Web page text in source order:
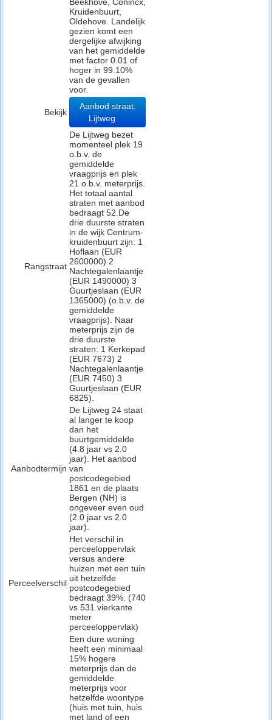
Kruidenbuurt,
Oldehove. Landelijk
gezien komt een
dergelijke afwijking
van het gemiddelde
met factor 0.01 of
hoger in 99.10%
van de gevallen
voor.
Bekijk
Aanbod straat:
Lijtweg
Rangstraat
De Lijtweg bezet
momenteel plek 19
o.b.v. de
gemiddelde
vraagprijs en plek
21 o.b.v. meterprijs.
Het totaal aantal
straten met aanbod
bedraagt 52.De
drie duurste straten
in de wijk Centrum-
kruidenbuurt zijn: 1
Hoflaan (EUR
2600000) 2
Nachtegalenlaantje
(EUR 1490000) 3
Guurtjeslaan (EUR
1365000) (o.b.v. de
gemiddelde
vraagprijs). Naar
meterprijs zijn de
drie duurste
straten: 1 Kerkepad
(EUR 7673) 2
Nachtegalenlaantje
(EUR 7450) 3
Guurtjeslaan (EUR
6825).
Aanbodtermijn
De Lijtweg 24 staat
al langer te koop
dan het
buurtgemiddelde
(4.8 jaar vs 2.0
jaar). Het aanbod
van
postcodegebied
1861 en de plaats
Bergen (NH) is
ongeveer even oud
(2.0 jaar vs 2.0
jaar).
Perceelverschil
Het verschil in
perceeloppervlak
versus andere
huizen met een tuin
uit hetzelfde
postcodegebied
bedraagt 39%. (740
vs 531 vierkante
meter
perceeloppervlak)
Een dure woning
heeft een minimaal
15% hogere
meterprijs dan de
gemiddelde
meterprijs voor
hetzelfde woontype
(huis met tuin, huis
met land of een